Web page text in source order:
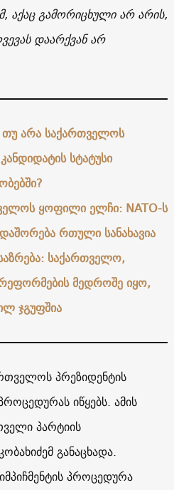
აქაც გამორიცხული არ არის,
დაარქვან არ
თუ არა საქართველოს
სტატუსი
ყოფილი ელჩი: NATO-ს
რთული სანახავია
საქართველო,
მედროშე იყო,
ჯგუფშია
პრეზიდენტის
იწყებს. ამის
პარტიის
განაცხადა.
პროცედურა